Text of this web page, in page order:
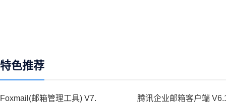
特色推荐
Foxmail(邮箱管理工具) V7. 腾讯企业邮箱客户端